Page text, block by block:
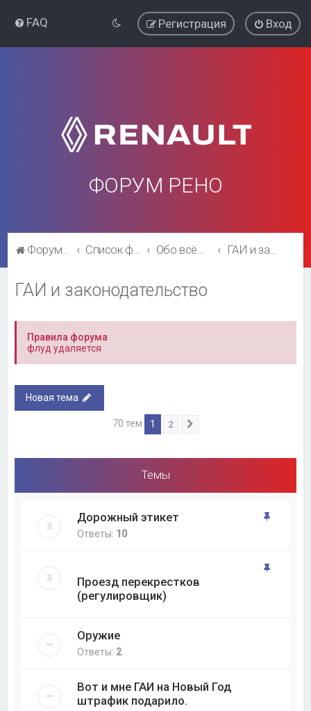
FAQ Вход
Регистрация
ФОРУМ РЕНО
Форум Рено Список форумов Обо всём остальном ГАИ и законодательство
ГАИ и законодательство
Правила форума
флуд удаляется
Новая тема
70 тем 1 2
Темы
Дорожный этикет
Ответы: 10
Проезд перекрестков
(регулировщик)
Оружие
Ответы: 2
Вот и мне ГАИ на Новый Год
штрафик подарило.